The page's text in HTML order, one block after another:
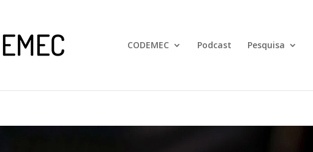
CODEMEC Podcast Pesquisa